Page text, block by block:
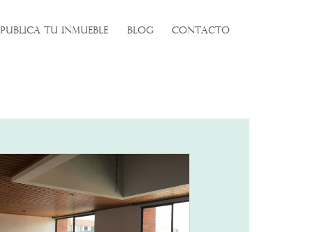
PUBLICA TU INMUEBLE BLOG CONTACTO